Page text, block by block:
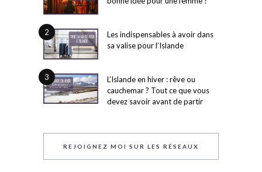
2
Les indispensables à avoir dans
sa valise pour l’Islande
3
L’Islande en hiver : rêve ou
cauchemar ? Tout ce que vous
devez savoir avant de partir
REJOIGNEZ MOI SUR LES RÉSEAUX